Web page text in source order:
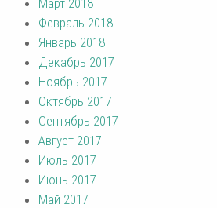
Февраль 2018
Январь 2018
Декабрь 2017
Ноябрь 2017
Октябрь 2017
Сентябрь 2017
Август 2017
Июль 2017
Июнь 2017
Май 2017